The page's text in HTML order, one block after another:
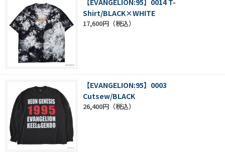
Shirt/BLACK×WHITE
17,600円
【EVANGELION:95】0003
Cutsew/BLACK
26,400円